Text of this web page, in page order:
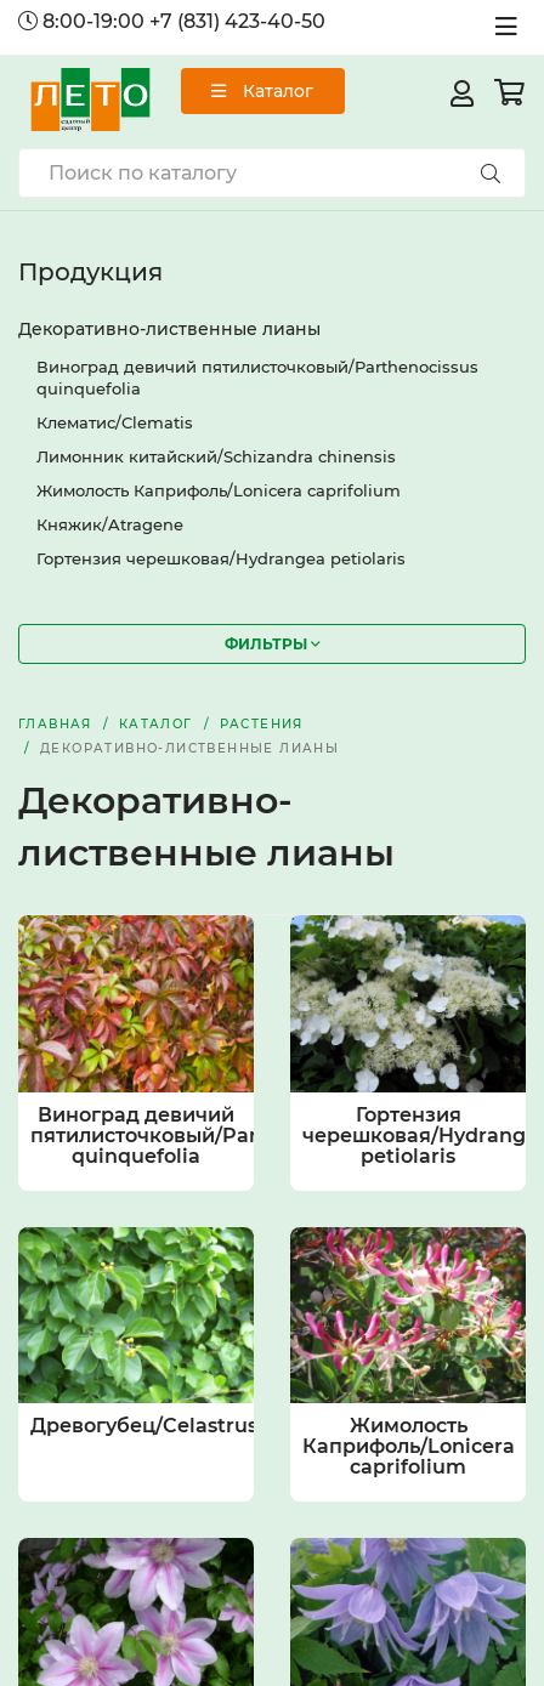
8:00-19:00 +7 (831) 423-40-50
Каталог
Продукция
Декоративно-лиственные лианы
Виноград девичий пятилисточковый/Parthenocissus
quinquefolia
Клематис/Clematis
Лимонник китайский/Schizandra chinensis
Жимолость Каприфоль/Lonicera caprifolium
Княжик/Atragene
Гортензия черешковая/Hydrangea petiolaris
ФИЛЬТРЫ
ГЛАВНАЯ КАТАЛОГ
РАСТЕНИЯ
ДЕКОРАТИВНО-ЛИСТВЕННЫЕ ЛИАНЫ
Декоративно-
лиственные лианы
Виноград девичий
пятилисточковый/Parthenocissus
quinquefolia
Гортензия
черешковая/
petiolaris
Древогубец/Celastrus
Жимолость
Каприфоль/Lonicera
caprifolium